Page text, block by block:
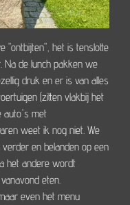
"ontbijten", het is tenslotte
Na de lunch pakken we
druk en er is van alles
(zitten vlakbij het
auto's met
weet ik nog niet. We
en belanden op een
het andere wordt
eten.
even het menu